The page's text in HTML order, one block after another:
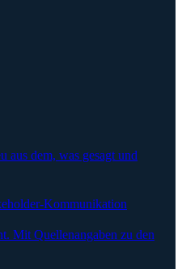
aus dem, was gesagt und
Kommunikation
Mit Quellenangaben zu den